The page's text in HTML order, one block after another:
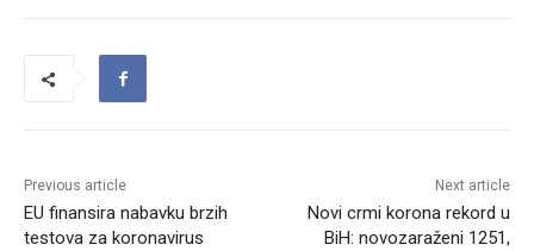
Previous article
EU finansira nabavku brzih
testova za koronavirus
Next article
Novi crmi korona rekord u
BiH: novozaraženi 1251,